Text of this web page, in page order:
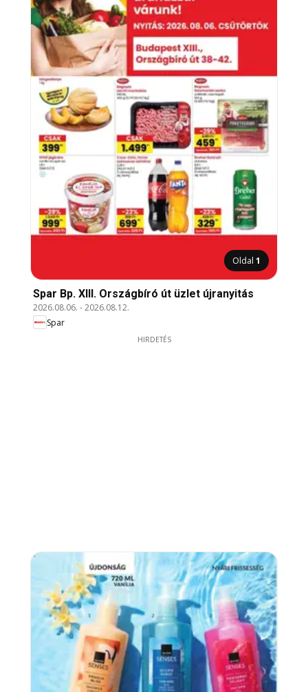
Oldal 1
Spar Bp. XIII. Országbíró út üzlet újranyitás
2026.08.06. -2026.08.12.
Spar
HIRDETÉS